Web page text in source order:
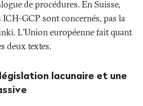
de procédures. En Suisse,
ICH-GCP sont concernés, pas la
L’Union européenne fait quant
deux textes.
lacunaire et une